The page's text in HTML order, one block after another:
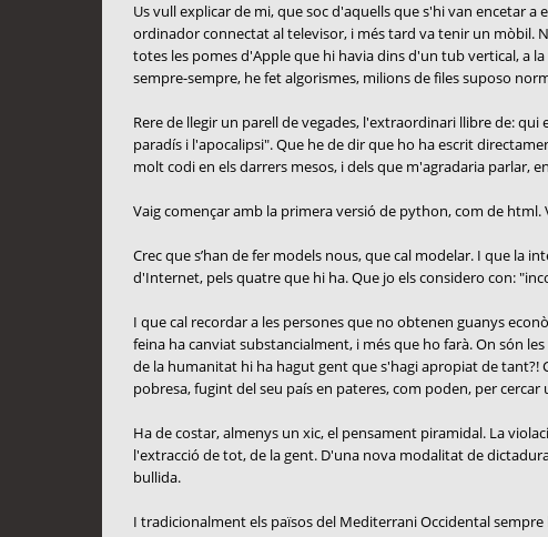
Us vull explicar de mi, que soc d'aquells que s'hi van encetar
ordinador connectat al televisor, i més tard va tenir un mòbil.
totes les pomes d'Apple que hi havia dins d'un tub vertical, a
sempre-sempre, he fet algorismes, milions de files suposo
Rere de llegir un parell de vegades, l'extraordinari llibre de:
paradís i l'apocalipsi". Que he de dir que ho ha escrit
molt codi en els darrers mesos, i dels que m'agradaria parlar,
Vaig començar amb la primera versió de python, com de
Crec que s’han de fer models nous, que cal modelar. I que la
d'Internet, pels quatre que hi ha. Que jo els considero con:
I que cal recordar a les persones que no obtenen guanys
feina ha canviat substancialment, i més que ho farà. On són
de la humanitat hi ha hagut gent que s'hagi apropiat de
pobresa, fugint del seu país en pateres, com poden, per
Ha de costar, almenys un xic, el pensament piramidal. La
l'extracció de tot, de la gent. D'una nova modalitat de
bullida.
I tradicionalment els països del Mediterrani Occidental sempre